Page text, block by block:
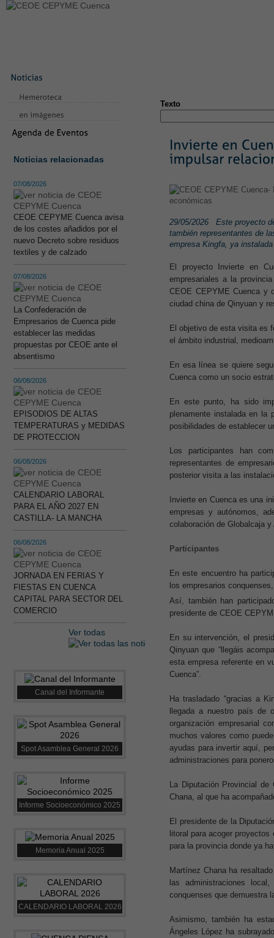
Noticias relacionadas
07/08/2026
CEOE CEPYME Cuenca avisa
de los costes añadidos por el
nuevo Decreto sobre residuos
textiles y de calzado
07/08/2026
La Confederación de
Empresarios de Cuenca pide
establecer las medidas
propuestas por CEOE ante el
absentismo
06/08/2026
EPISODIOS DE ALTAS
TEMPERATURAS y MEDIDAS
DE PROTECCION
06/08/2026
CALENDARIO LABORAL
PARA EL AÑO 2027 EN
CASTILLA- LA MANCHA
06/08/2026
JORNADA EN FERIAS Y
FIESTAS EN CUENCA
CAPITAL PARA SECTOR DEL
COMERCIO
Ver todas
Canal del Informante
Spot Asamblea General 2026
Informe Socioeconómico 2025
Memoria Anual 2025
CALENDARIO LABORAL 2026
Texto
29/05/2026
Este proyecto
también representantes de
empresa Kingfa, ya
El proyecto Invierte en
empresariales a la
CEOE CEPYME Cuenca y
ciudad china de Qinyuan y
El objetivo de esta visita es
el ámbito industrial,
En esa línea se quiere
Cuenca como un socio
En este punto, ha sido
plenamente instalada en la
posibilidades de establecer
Los participantes han
representantes de
posterior visita a las
Invierte en Cuenca es una
empresas y autónomos,
colaboración de Globalcaja y
Participantes
En este encuentro ha
los empresarios
Así, también han
presidente de CEOE
En su intervención, el
Qinyuan que “llegáis
esta empresa referente en
Cuenca”.
Ha trasladado “gracias a
llegada a nuestro país de
organización empresarial
muchos valores como
ayudas para invertir aquí,
administraciones para
La Diputación Provincial
Chana, al que ha
El presidente de la
litoral para acoger
para la provincia donde ya
Martínez Chana ha
las administraciones
conquenses que demuestra
Asimismo, también ha
Ángeles López ha